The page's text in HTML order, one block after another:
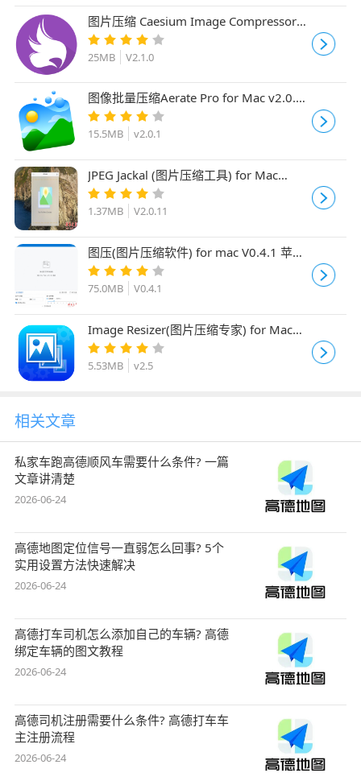
图片压缩 Caesium Image Compressor
for Mac V2.1.0 苹果电脑版
25MB V2.1.0
图像批量压缩Aerate Pro for Mac v2.0.1
直装激活版
15.5MB v2.0.1
JPEG Jackal (图片压缩工具) for Mac
V2.0.11 苹果电脑版
1.37MB V2.0.11
图压(图片压缩软件) for mac V0.4.1 苹果
电脑版
75.0MB V0.4.1
Image Resizer(图片压缩专家) for Mac
v2.5 苹果电脑版
5.53MB v2.5
相关文章
私家车跑高德顺风车需要什么条件? 一篇
文章讲清楚
2026-06-24
高德地图定位信号一直弱怎么回事? 5个
实用设置方法快速解决
2026-06-24
高德打车司机怎么添加自己的车辆? 高德
绑定车辆的图文教程
2026-06-24
高德司机注册需要什么条件? 高德打车车
主注册流程
2026-06-24